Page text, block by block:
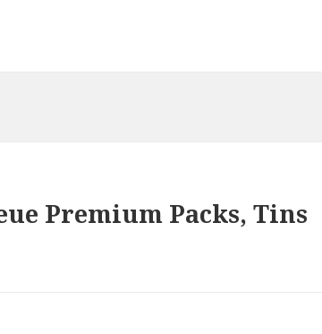
Premium Packs, Tins